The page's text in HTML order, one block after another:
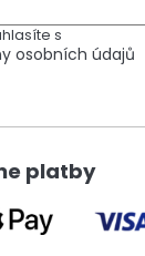
v
k
s
s
osobních údajů
platby